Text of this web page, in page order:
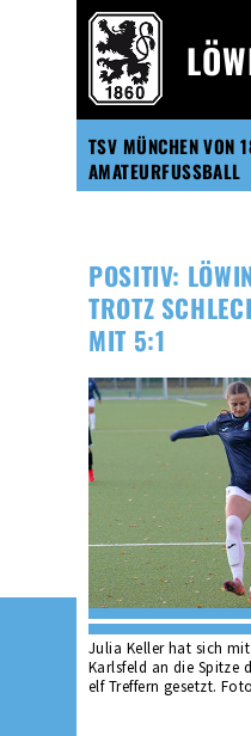
TSV MÜNCHEN VON
AMATEURFUSSBALL
POSITIV:
TROTZ
MIT 5:1
Julia Keller hat sich
Karlsfeld an die Spitze
elf Treffern gesetzt.